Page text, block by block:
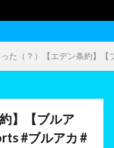
た（？）【エデン条約】
】【ブルア
#ブルアカ #